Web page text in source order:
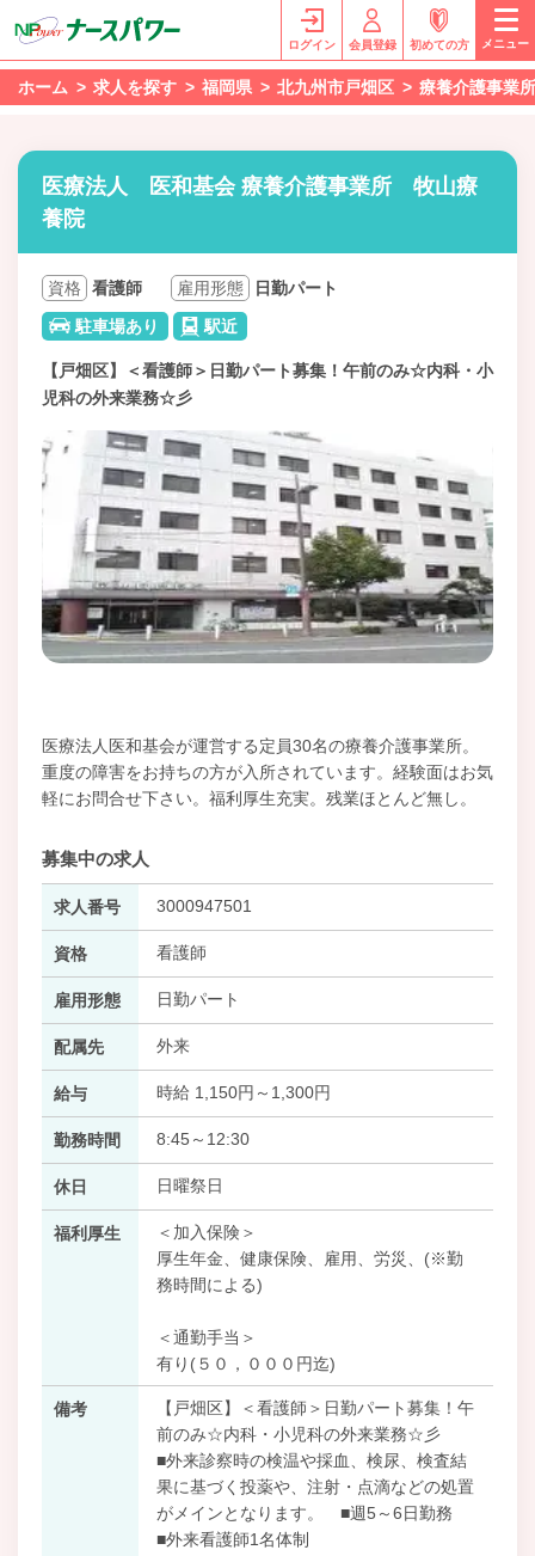
ログイン 会員登録 初めての方 メニュー
ホーム 求人を探す 福岡県 北九州市戸畑区 療養介護事業
医療法人 医和基会 療養介護事業所 牧山療
養院
資格 看護師 雇用形態
日勤パート
駐車場あり
駅近
【戸畑区】＜看護師＞日勤パート募集！午前のみ☆内科・小
児科の外来業務☆彡
医療法人医和基会が運営する定員30名の療養介護事業所。
重度の障害をお持ちの方が入所されています。経験面はお気
軽にお問合せ下さい。福利厚生充実。残業ほとんど無し。
募集中の求人
求人番号 3000947501
資格 看護師
雇用形態 日勤パート
配属先 外来
給与 時給 1,150円～1,300円
勤務時間 8:45～12:30
休日 日曜祭日
福利厚生
＜加入保険＞
厚生年金、健康保険、雇用、労災、(※勤
務時間による)
＜通勤手当＞
有り(５０，０００円迄)
備考
【戸畑区】＜看護師＞日勤パート募集！午
前のみ☆内科・小児科の外来業務☆彡
■外来診察時の検温や採血、検尿、検査結
果に基づく投薬や、注射・点滴などの処置
がメインとなります。 ■週5～6日勤務
■外来看護師1名体制